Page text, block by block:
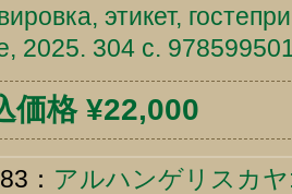
этикет,
2025. 304 c.
価格 ¥22,000
： アルハンゲリスカ